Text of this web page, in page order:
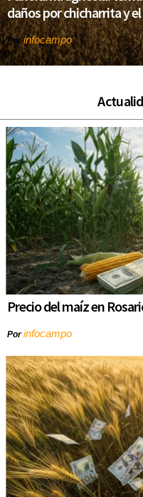
daños por chicharrita y
Porinfocampo
Precio del maíz en
Porinfocampo